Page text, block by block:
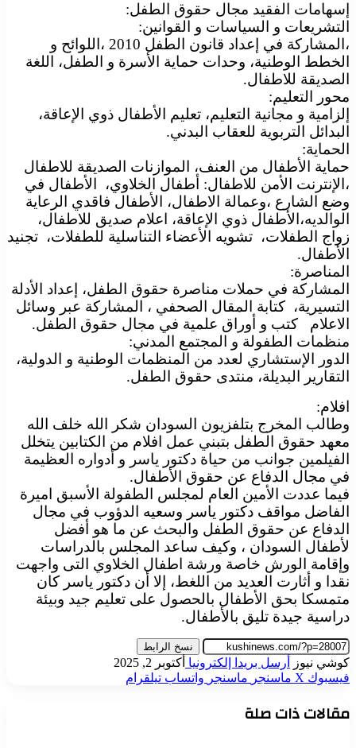
إسهامات الفقيد مجال حقوق الطفل:
التشريعات و السياسات و القوانين:
،المشاركة في إعداد قانون الطفل 2010 ،اللوائح و
الخطط الوطنية، وحدات حماية الأسرة و الطفل، اللغة
الصديقة للاطفال.
محور التعليم:
إلزامية و مجانية التعليم، تعليم الأطفال ذوي الإعاقة،
البدائل التربوية للعقاب البدني.
الحماية:
حماية الأطفال من العنف، الموازنات الصديقة للاطفال
،الإنترنت الأمن للاطفال: أطفال الخلاوي، الأطفال في
وضع الشارع ،وعمالة الاطفال، الأطفال فاقدي الرعاية
الوالديه،الأطفال ذوي الإعاقة، اعلام صديق للاطفال،
زواج الطفلات، تشويه الأعضاء التناسلية للطفلات، تجنيد
الأطفال.
المناصرة:
المشاركة في حملات مناصرة حقوق الطفل، إعداد الأدلة
التسيرية، كتابة المقال الصحفي ، المشاركة عبر وسائل
الاعلام كتب و أوراق علمية في مجال حقوق الطفل.
منظمات الطفولة و المجتمع المدني:
الدور الإستشاري لعدد من المنظمات الوطنية و الدولية،
التقارير البديلة، منتدى حقوق الطفل.
افلام:
وطالب المخرج بتلفزيون السودان شكر الله خلف الله
معهد حقوق الطفل بتبني عمل افلام من الكتابين يتخلل
الفيلمين جوانب من حياة دكتور ياسر و أدواره العظيمة
في مجال الدفاع عن حقوق الأطفال.
فيما عددت الأمين العام لمجلس الطفولة الأسبق اميرة
الفاضل مواقف دكتور ياسر وسعيه الدؤوب في مجال
الدفاع عن حقوق الطفل والبحث عن ما هو أفضل
لأطفال السودان ، وكيف ساعد المجلس بالدراسات
وإقامة الورش خاصة ورشة اطفال الخلاوي التى واجهت
نقدا و أثارت العديد من اللغط، إلا أن دكتور ياسر كان
متمسكا بحق الأطفال بالحصول على تعليم جيد وبيئة
دراسية جيدة تليق بالأطفال.
نسخ الرابط
كوشي نيوز أرسل بريدا إلكترونيا أكتوبر 2, 2025
فيسبوك ‫X ماسنجر ماسنجر واتساب تيلقرام
مقالات ذات صلة